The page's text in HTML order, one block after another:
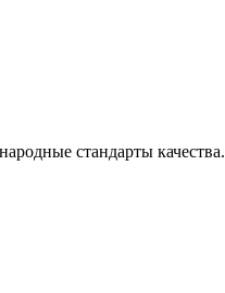
стандарты качества.